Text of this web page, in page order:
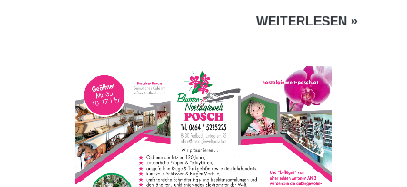
WEITERLESEN »